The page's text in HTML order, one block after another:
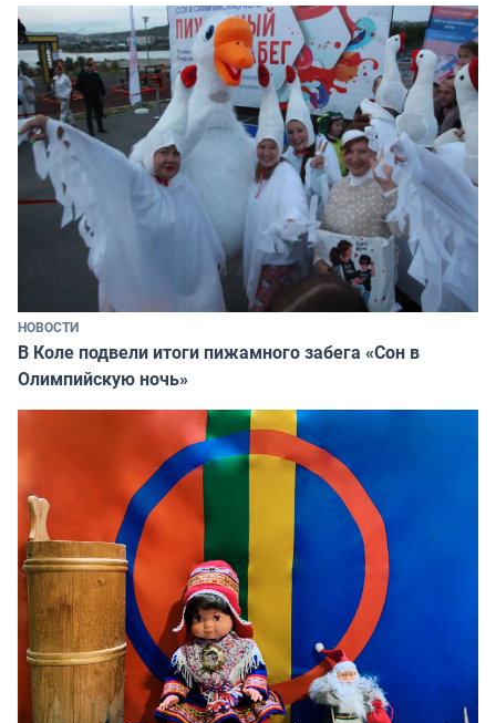
НОВОСТИ
В Коле подвели итоги пижамного забега «Сон в
Олимпийскую ночь»